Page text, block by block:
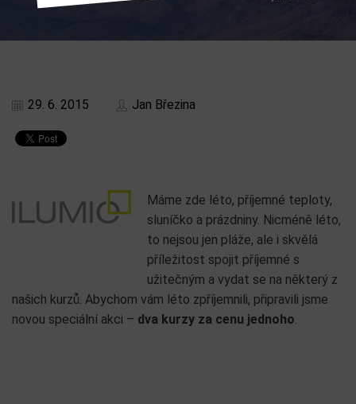
29. 6. 2015 Jan Březina
Máme zde léto, příjemné teploty,
sluníčko a prázdniny. Nicméně léto,
to nejsou jen pláže, ale i skvělá
příležitost spojit příjemné s
užitečným a vydat se na některý z
našich kurzů. Abychom vám léto zpříjemnili, připravili jsme
novou speciální akci – dva kurzy za cenu jednoho.